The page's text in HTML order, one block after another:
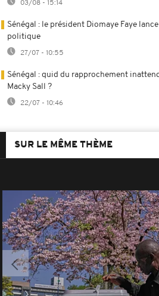
03/08 - 15:14
Sénégal : le président Diomaye Faye
politique
27/07 - 10:55
Sénégal : quid du rapprochement
Macky Sall ?
22/07 - 10:46
SUR LE MÊME THÈME